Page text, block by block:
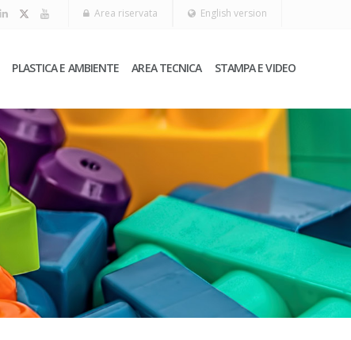
English version
Area riservata
PLASTICA E AMBIENTE AREA TECNICA STAMPA E VIDEO